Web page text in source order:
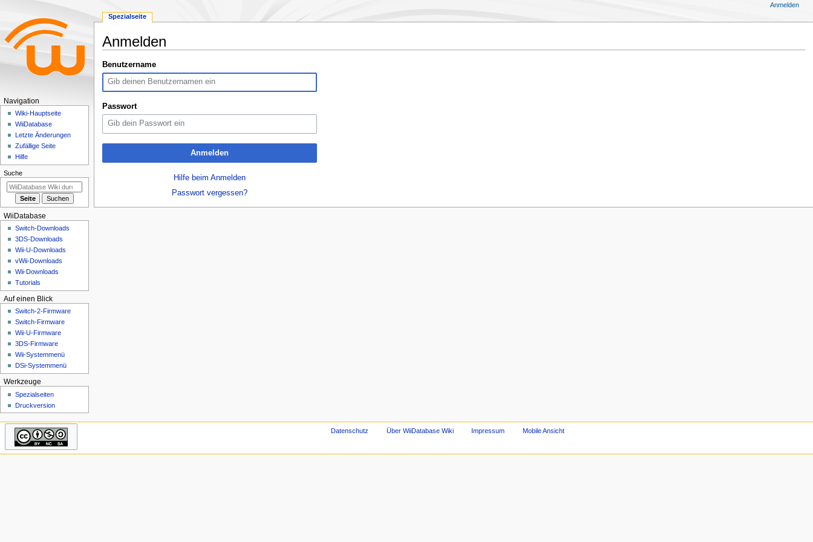
Anmelden
Zur
Navigation
Zur
Suche
Benutzername
Passwort
Anmelden
Hilfe beim Anmelden
Passwort vergessen?
N
a
o
n
m
ü
Spezialseite
Anmelden
Navigation
Wiki-Hauptseite
WiiDatabase
Letzte Änderungen
Zufällige Seite
Hilfe
Suche
WiiDatabase
Switch-Downloads
3DS-Downloads
Wii-U-Downloads
vWii-Downloads
Wii-Downloads
Tutorials
Auf einen Blick
Switch-2-Firmware
Switch-Firmware
Wii-U-Firmware
3DS-Firmware
Wii-Systemmenü
DSi-Systemmenü
Werkzeuge
Spezialseiten
Druckversion
Datenschutz Über WiiDatabase Wiki Impressum Mobile Ansicht